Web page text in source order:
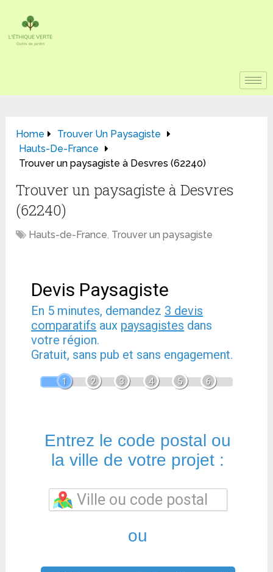
Home
Trouver Un Paysagiste
Hauts-De-France
Trouver un paysagiste à Desvres (62240)
Trouver un paysagiste à Desvres
(62240)
Hauts-de-France, Trouver un paysagiste
Devis Paysagiste
En 5 minutes, demandez 3 devis
comparatifs aux paysagistes dans
votre région.
Gratuit, sans pub et sans engagement.
1 2 3 4 5 6
Entrez le code postal ou
la ville de votre projet :
ou